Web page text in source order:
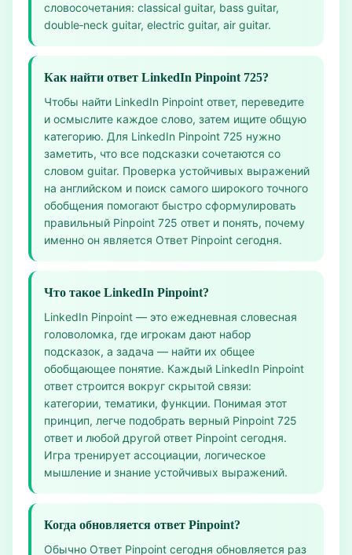
словосочетания: classical guitar, bass guitar,
double‑neck guitar, electric guitar, air guitar.
Как найти ответ LinkedIn Pinpoint 725?
Чтобы найти LinkedIn Pinpoint ответ, переведите
и осмыслите каждое слово, затем ищите общую
категорию. Для LinkedIn Pinpoint 725 нужно
заметить, что все подсказки сочетаются со
словом guitar. Проверка устойчивых выражений
на английском и поиск самого широкого точного
обобщения помогают быстро сформулировать
правильный Pinpoint 725 ответ и понять, почему
именно он является Ответ Pinpoint сегодня.
Что такое LinkedIn Pinpoint?
LinkedIn Pinpoint — это ежедневная словесная
головоломка, где игрокам дают набор
подсказок, а задача — найти их общее
обобщающее понятие. Каждый LinkedIn Pinpoint
ответ строится вокруг скрытой связи:
категории, тематики, функции. Понимая этот
принцип, легче подобрать верный Pinpoint 725
ответ и любой другой ответ Pinpoint сегодня.
Игра тренирует ассоциации, логическое
мышление и знание устойчивых выражений.
Когда обновляется ответ Pinpoint?
Обычно Ответ Pinpoint сегодня обновляется раз